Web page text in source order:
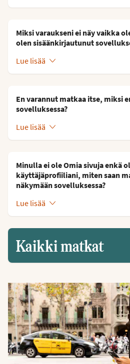
Miksi varaukseni ei näy vaikka
olen sisäänkirjautunut
Lue lisää
En varannut matkaa itse, miksi
sovelluksessa?
Lue lisää
Minulla ei ole Omia sivuja enkä
käyttäjäprofiiliani, miten saan
näkymään sovelluksessa?
Lue lisää
Kaikki matkat